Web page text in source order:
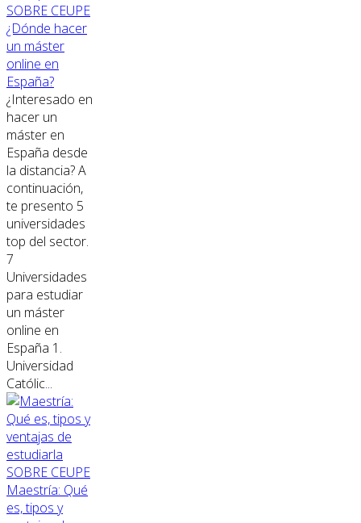
SOBRE CEUPE
¿Dónde hacer
un máster
online en
España?
¿Interesado en
hacer un
máster en
España desde
la distancia? A
continuación,
te presento 5
universidades
top del sector.
7
Universidades
para estudiar
un máster
online en
España 1.
Universidad
Católic...
SOBRE CEUPE
Maestría: Qué
es, tipos y